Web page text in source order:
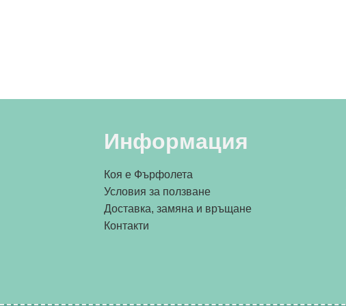
Информация
Коя е Фърфолета
Условия за ползване
Доставка, замяна и връщане
Контакти